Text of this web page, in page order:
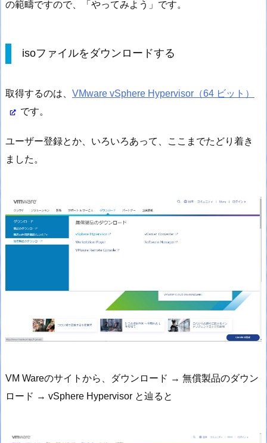
の範疇ですので、「やってみよう」です。
isoファイルをダウンロードする
取得するのは、 VMware vSphere Hypervisor（64 ビット）
です。
ユーザー登録とか、いろいろあって、ここまでたどり着き
ました。
VM Wareのサイトから、ダウンロード → 無償製品のダウン
ロード → vSphere Hypervisor と辿ると